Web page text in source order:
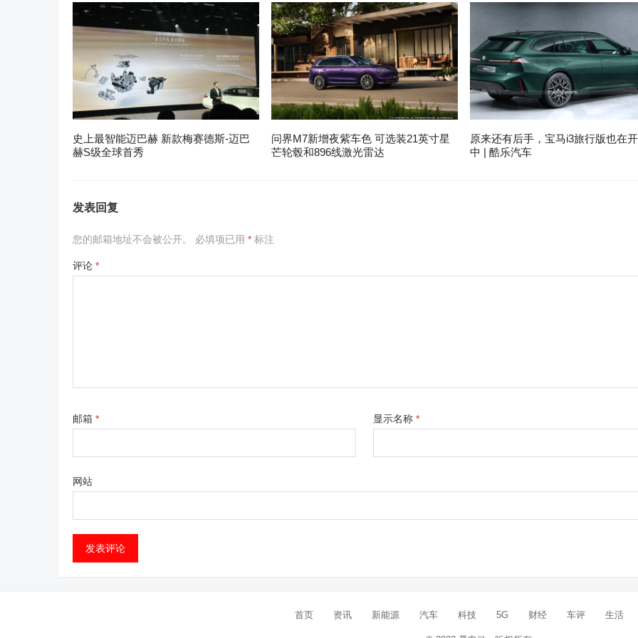
史上最智能迈巴赫 新款梅赛德斯-迈巴
赫S级全球首秀
问界M7新增夜紫车色 可选装21英寸星
芒轮毂和896线激光雷达
原来还有后手，宝马i3旅行版也在
中 | 酷乐汽车
发表回复
您的邮箱地址不会被公开。 必填项已用 * 标注
评论 *
显示名称*
邮箱 *
网站
首页 资讯 新能源 汽车 科技 5G 财经 车评 生活